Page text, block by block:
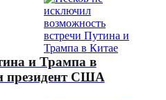
и Трампа в
президент США